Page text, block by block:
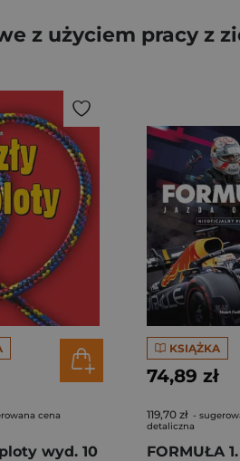
z użyciem pracy z
cena
wyd. 10
KSIĄŻKA
74,89 zł
119,70 zł -
detaliczna